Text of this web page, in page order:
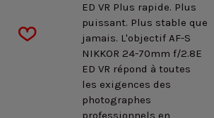
ED VR Plus rapide. Plus
puissant. Plus stable que
jamais. L'objectif AF-S
NIKKOR 24-70mm f/2.8E
ED VR répond à toutes
les exigences des
photographes
professionnels en